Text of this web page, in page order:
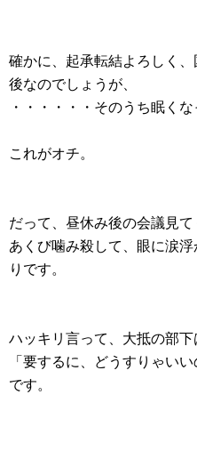
確かに、起承転結よろしく
後なのでしょうが、
・・・・・・そのうち眠くな
これがオチ。
だって、昼休み後の会議見て
あくび噛み殺して、眼に涙
りです。
ハッキリ言って、大抵の部下
「要するに、どうすりゃい
です。